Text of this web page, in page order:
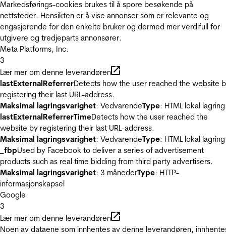
Markedsførings-cookies brukes til å spore besøkende på
nettsteder. Hensikten er å vise annonser som er relevante og
engasjerende for den enkelte bruker og dermed mer verdifull for
utgivere og tredjeparts annonsører.
Meta Platforms, Inc.
3
Lær mer om denne leverandøren
lastExternalReferrerDetects how the user reached the website
registering their last URL-address.
Maksimal lagringsvarighet: VedvarendeType: HTML lokal lagring
lastExternalReferrerTimeDetects how the user reached the
website by registering their last URL-address.
Maksimal lagringsvarighet: VedvarendeType: HTML lokal lagring
_fbpUsed by Facebook to deliver a series of advertisement
products such as real time bidding from third party advertisers.
Maksimal lagringsvarighet: 3 månederType: HTTP-
informasjonskapsel
Google
3
Lær mer om denne leverandøren
Noen av dataene som innhentes av denne leverandøren,